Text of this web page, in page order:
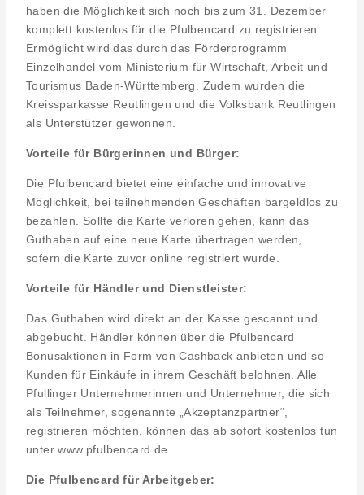
haben die Möglichkeit sich noch bis zum 31. Dezember
komplett kostenlos für die Pfulbencard zu registrieren.
Ermöglicht wird das durch das Förderprogramm
Einzelhandel vom Ministerium für Wirtschaft, Arbeit und
Tourismus Baden-Württemberg. Zudem wurden die
Kreissparkasse Reutlingen und die Volksbank Reutlingen
als Unterstützer gewonnen.
Vorteile für Bürgerinnen und Bürger:
Die Pfulbencard bietet eine einfache und innovative
Möglichkeit, bei teilnehmenden Geschäften bargeldlos zu
bezahlen. Sollte die Karte verloren gehen, kann das
Guthaben auf eine neue Karte übertragen werden,
sofern die Karte zuvor online registriert wurde.
Vorteile für Händler und Dienstleister:
Das Guthaben wird direkt an der Kasse gescannt und
abgebucht. Händler können über die Pfulbencard
Bonusaktionen in Form von Cashback anbieten und so
Kunden für Einkäufe in ihrem Geschäft belohnen. Alle
Pfullinger Unternehmerinnen und Unternehmer, die sich
als Teilnehmer, sogenannte „Akzeptanzpartner“,
registrieren möchten, können das ab sofort kostenlos tun
unter www.pfulbencard.de
Die Pfulbencardfür Arbeitgeber: